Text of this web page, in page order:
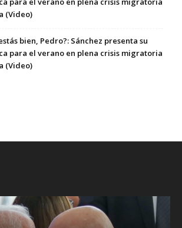
(Video)
bien, Pedro?: Sánchez presenta su
para el verano en plena crisis migratoria
(Video)